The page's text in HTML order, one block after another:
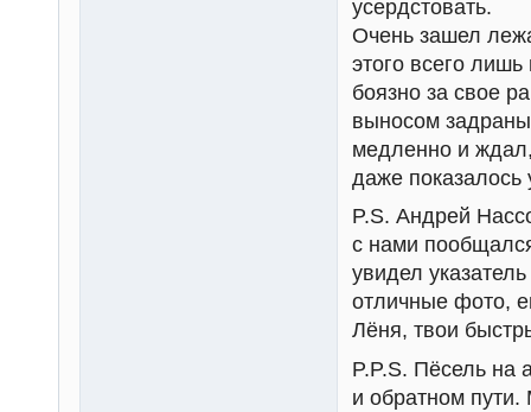
усердстовать.
Очень зашел
этого всего
боязно за свое
выносом
медленно и
даже показалось
P.S. Андрей
с нами
увидел
отличные фото,
Лёня, твои
P.P.S. Пёсель на
и обратном пути.